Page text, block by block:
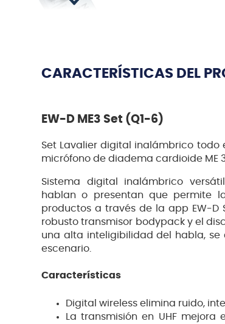
CARACTERÍSTICAS DEL
EW-D ME3 Set (Q1-6)
Set Lavalier digital inalámbrico todo
micrófono de diadema cardioide ME
Sistema digital inalámbrico
hablan o presentan que permite
productos a través de la app EW-D
robusto transmisor bodypack y el
una alta inteligibilidad del habla,
escenario.
Características
Digital wireless elimina ruido,
La transmisión en UHF